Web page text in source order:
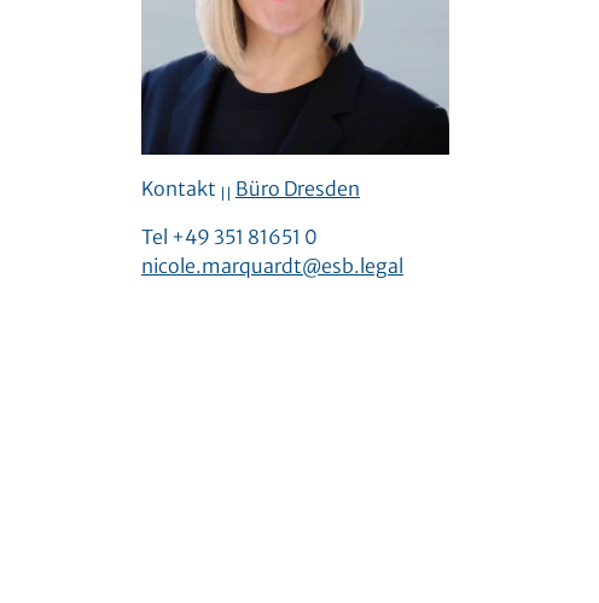
Kontakt
Büro Dresden
Tel +49 351 81651 0
nicole.marquardt@esb.legal